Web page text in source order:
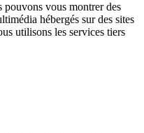
pouvons vous montrer des
hébergés sur des sites
utilisons les services tiers